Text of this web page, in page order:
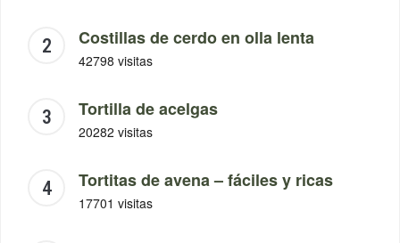
Costillas de cerdo en olla lenta
42798 visitas
Tortilla de acelgas
20282 visitas
Tortitas de avena – fáciles y ricas
17701 visitas